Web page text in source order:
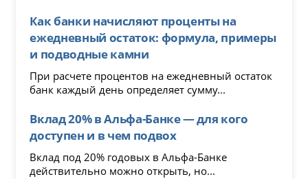
Как банки начисляют проценты на
ежедневный остаток: формула, примеры
и подводные камни
При расчете процентов на ежедневный остаток
банк каждый день определяет сумму...
Вклад 20% в Альфа-Банке — для кого
доступен и в чем подвох
Вклад под 20% годовых в Альфа-Банке
действительно можно открыть, но...